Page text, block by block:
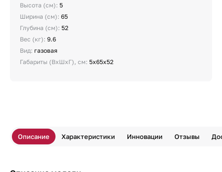
Высота (см): 5
Ширина (см): 65
Глубина (см): 52
Вес (кг): 9.6
Вид: газовая
Габариты (ВхШхГ), см: 5х65х52
Описание Характеристики Инновации Отзывы